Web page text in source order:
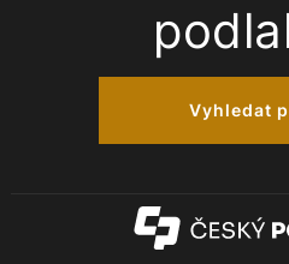
Vyhledat